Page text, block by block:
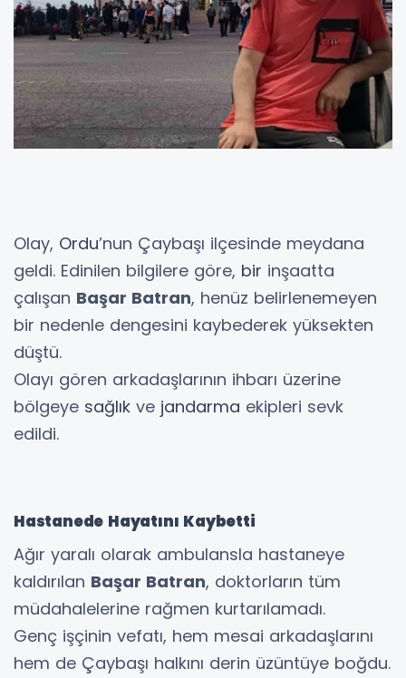
Olay, Ordu’nun Çaybaşı ilçesinde meydana
geldi. Edinilen bilgilere göre, bir inşaatta
çalışan Başar Batran, henüz belirlenemeyen
bir nedenle dengesini kaybederek yüksekten
düştü.
Olayı gören arkadaşlarının ihbarı üzerine
bölgeye sağlık ve jandarma ekipleri sevk
edildi.
Hastanede Hayatını Kaybetti
Ağır yaralı olarak ambulansla hastaneye
kaldırılan Başar Batran, doktorların tüm
müdahalelerine rağmen kurtarılamadı.
Genç işçinin vefatı, hem mesai arkadaşlarını
hem de Çaybaşı halkını derin üzüntüye boğdu.